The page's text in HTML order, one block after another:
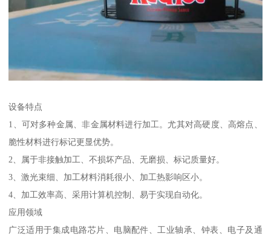
设备特点
1、可对多种金属、非金属材料进行加工。尤其对高硬度、高熔点、
脆性材料进行标记更显优势。
2、属于非接触加工、不损坏产品、无磨损、标记质量好。
3、激光束细、加工材料消耗很小、加工热影响区小。
4、加工效率高、采用计算机控制、易于实现自动化。
应用领域
广泛适用于集成电路芯片、电脑配件、工业轴承、钟表、电子及通